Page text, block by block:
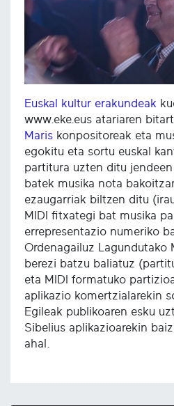
Euskal kultur erakundeak
www.eke.eus atariaren
Maris konpositoreak eta
egokitu eta sortu euskal
partitura uzten ditu
batek musika nota
ezaugarriak biltzen ditu
MIDI fitxategi bat musika
errepresentazio numeriko
Ordenagailuz Lagundutako
berezi batzu baliatuz
eta MIDI formatuko
aplikazio komertzialarekin
Egileak publikoaren esku
Sibelius aplikazioarekin
ahal.